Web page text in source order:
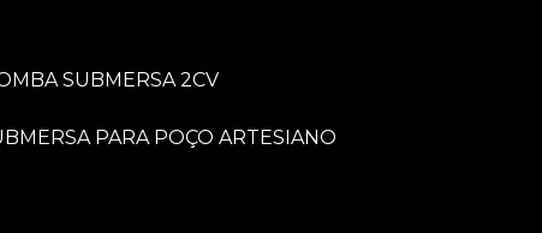
SUBMERSA 2CV
PARA POÇO ARTESIANO